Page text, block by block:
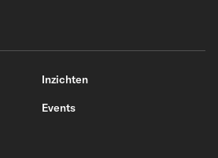
Inzichten
Events